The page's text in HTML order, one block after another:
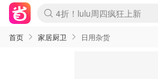
Boticinal 夏促开抢！
4折！lulu周四疯狂上新
还没结束！&OtherStories大
Joybuy变相75折 随时失效
速领！Stanley独家85折
疑似霸哥！Camper额外叠
Zalando 奥莱闪促！每日更
Moncler反季囤！5折起+叠9
Coach Brooklyn仅€192
首页 家居厨卫 日用杂货